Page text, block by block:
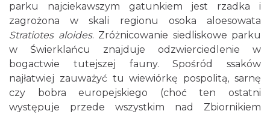
parku najciekawszym gatunkiem jest rzadka i
zagrożona w skali regionu osoka aloesowata
Stratiotes aloides. Zróżnicowanie siedliskowe parku
w Świerklańcu znajduje odzwierciedlenie w
bogactwie tutejszej fauny. Spośród ssaków
najłatwiej zauważyć tu wiewiórkę pospolitą, sarnę
czy bobra europejskiego (choć ten ostatni
występuje przede wszystkim nad Zbiornikiem